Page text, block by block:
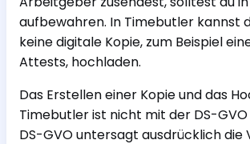
aufbewahren. In Timebutler kannst
keine digitale Kopie, zum Beispiel
Attests, hochladen.
Das Erstellen einer Kopie und das
Timebutler ist nicht mit der DS-
DS-GVO untersagt ausdrücklich die